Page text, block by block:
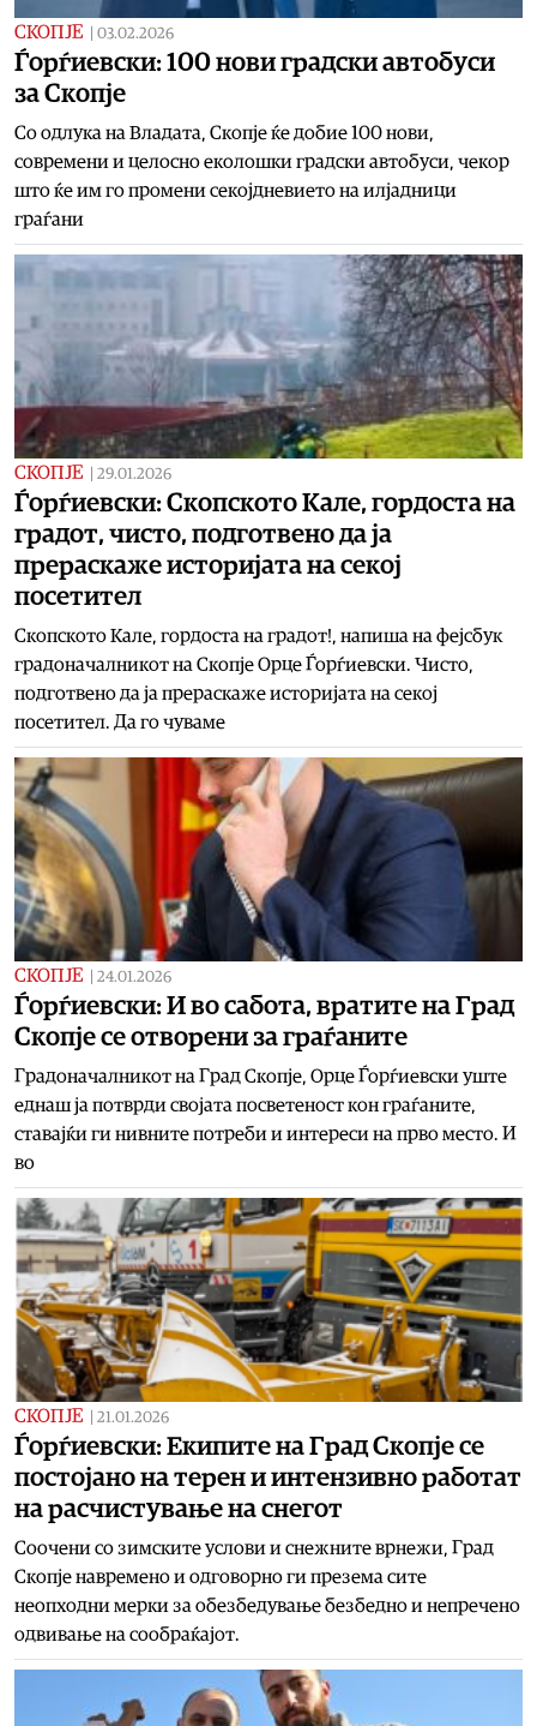
СКОПЈЕ 03.02.2026
Ѓорѓиевски: 100 нови градски автобуси
за Скопје
Со одлука на Владата, Скопје ќе добие 100 нови,
современи и целосно еколошки градски автобуси, чекор
што ќе им го промени секојдневието на илјадници
граѓани
СКОПЈЕ 29.01.2026
Ѓорѓиевски: Скопското Кале, гордоста на
градот, чисто, подготвено да ја
прераскаже историјата на секој
посетител
Скопското Кале, гордоста на градот!, напиша на фејсбук
градоначалникот на Скопје Орце Ѓорѓиевски. Чисто,
подготвено да ја прераскаже историјата на секој
посетител. Да го чуваме
СКОПЈЕ 24.01.2026
Ѓорѓиевски: И во сабота, вратите на Град
Скопје се отворени за граѓаните
Градоначалникот на Град Скопје, Орце Ѓорѓиевски уште
еднаш ја потврди својата посветеност кон граѓаните,
ставајќи ги нивните потреби и интереси на прво место. И
во
СКОПЈЕ 21.01.2026
Ѓорѓиевски: Екипите на Град Скопје се
постојано на терен и интензивно работат
на расчистување на снегот
Соочени со зимските услови и снежните врнежи, Град
Скопје навремено и одговорно ги презема сите
неопходни мерки за обезбедување безбедно и непречено
одвивање на сообраќајот.